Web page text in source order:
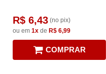
R$ 6,43 (no pix)
ou em 1x de R$ 6,99
COMPRAR